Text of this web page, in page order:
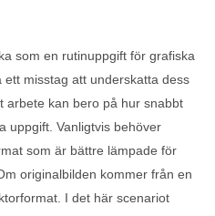
som en rutinuppgift för grafiska
misstag att underskatta dess
arbete kan bero på hur snabbt
uppgift. Vanligtvis behöver
som är bättre lämpade för
originalbilden kommer från en
I det här scenariot